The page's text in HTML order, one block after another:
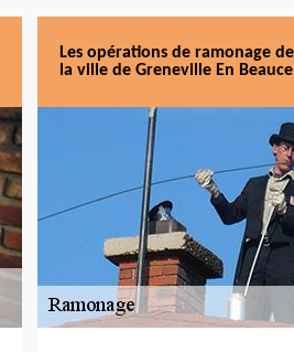
Les opérations de ramonage
la ville de Greneville En